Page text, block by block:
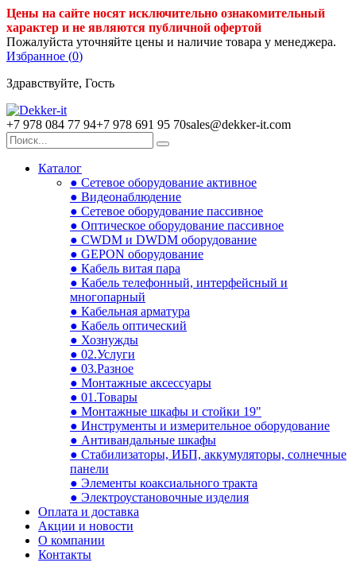
Цены на сайте носят исключительно ознакомительный
характер и не являются публичной офертой
Пожалуйста уточняйте цены и наличие товара у менеджера.
Избранное (0)
Здравствуйте, Гость
+7 978 084 77 94+7 978 691 95 70sales@dekker-it.com
Каталог
● Сетевое оборудование активное
● Видеонаблюдение
● Сетевое оборудование пассивное
● Оптическое оборудование пассивное
● CWDM и DWDM оборудование
● GEPON оборудование
● Кабель витая пара
● Кабель телефонный, интерфейсный и
многопарный
● Кабельная арматура
● Кабель оптический
● Хознужды
● 02.Услуги
● 03.Разное
● Монтажные аксессуары
● 01.Товары
● Монтажные шкафы и стойки 19"
● Инструменты и измерительное оборудование
● Антивандальные шкафы
● Стабилизаторы, ИБП, аккумуляторы, солнечные
панели
● Элементы коаксиального тракта
● Электроустановочные изделия
Оплата и доставка
Акции и новости
О компании
Контакты